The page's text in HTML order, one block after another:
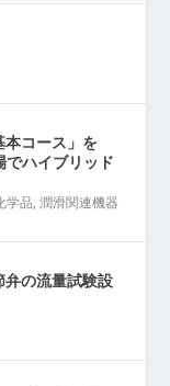
本コース」を
ハイブリッド
学品,潤滑関連機器
弁の流量試験設